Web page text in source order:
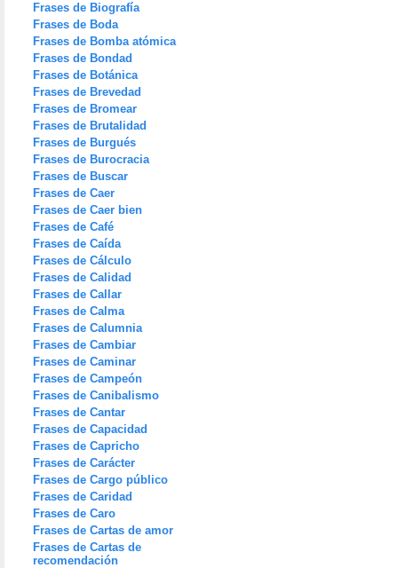
Frases de Biografía
Frases de Boda
Frases de Bomba atómica
Frases de Bondad
Frases de Botánica
Frases de Brevedad
Frases de Bromear
Frases de Brutalidad
Frases de Burgués
Frases de Burocracia
Frases de Buscar
Frases de Caer
Frases de Caer bien
Frases de Café
Frases de Caída
Frases de Cálculo
Frases de Calidad
Frases de Callar
Frases de Calma
Frases de Calumnia
Frases de Cambiar
Frases de Caminar
Frases de Campeón
Frases de Canibalismo
Frases de Cantar
Frases de Capacidad
Frases de Capricho
Frases de Carácter
Frases de Cargo público
Frases de Caridad
Frases de Caro
Frases de Cartas de amor
Frases de Cartas de
recomendación